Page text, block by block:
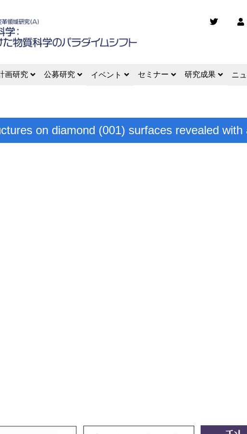
画研究 公募研究 イベント セミナー 研究成果 ニ
on diamond (001) surfaces revealed